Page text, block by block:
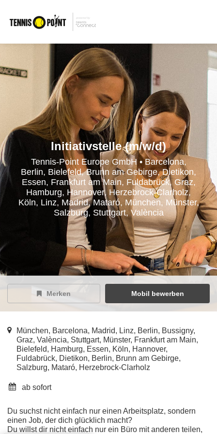
Initiativstelle (m/w/d)
Tennis-Point Europe GmbH • Barcelona,
Berlin, Bielefeld, Brunn am Gebirge, Dietikon,
Essen, Frankfurt am Main, Fuldabrück, Graz,
Hamburg, Hannover, Herzebrock-Clarholz,
Köln, Linz, Madrid, Mataró, München, Münster,
Salzburg, Stuttgart, València
Merken Mobil bewerben
München, Barcelona, Madrid, Linz, Berlin, Bussigny,
Graz, València, Stuttgart, Münster, Frankfurt am Main,
Bielefeld, Hamburg, Essen, Köln, Hannover,
Fuldabrück, Dietikon, Berlin, Brunn am Gebirge,
Salzburg, Mataró, Herzebrock-Clarholz
ab sofort
Du suchst nicht einfach nur einen Arbeitsplatz, sondern
einen Job, der dich glücklich macht?
Du willst dir nicht einfach nur ein Büro mit anderen teilen,